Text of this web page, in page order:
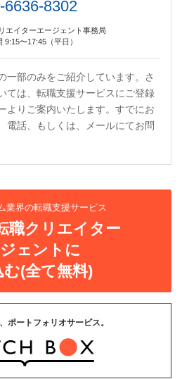
6636-8302
エイターエージェント事務局
9:15〜17:45（平日）
一部のみをご紹介しています。さ
ては、転職支援サービスにご登録
よりご案内いたします。すでにお
電話、もしくは、メールにてお問
業界の転職支援サービス
職クリエイター
ェントに
む(全て無料)
ポートフォリオサービス。